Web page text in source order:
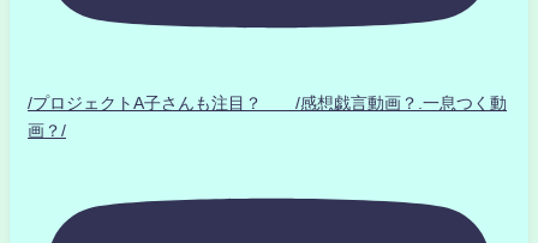
/プロジェクトA子さんも注目？ /感想戯言動画？.一息つく動
画？/